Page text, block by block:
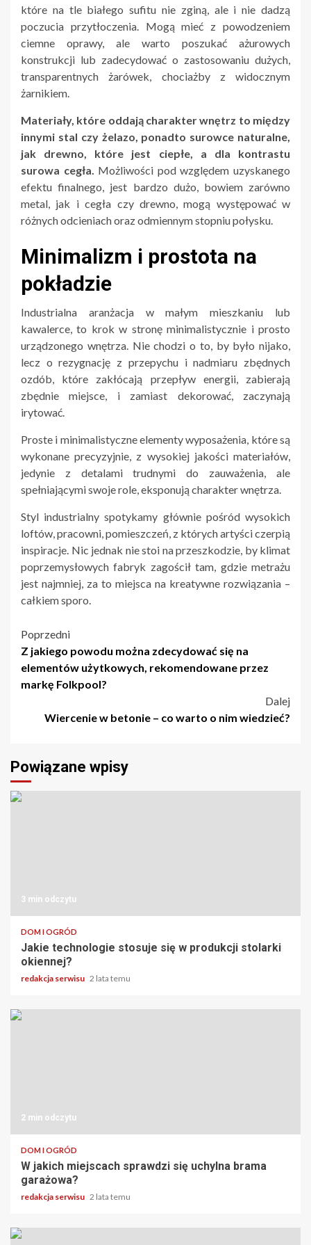
które na tle białego sufitu nie zginą, ale i nie dadzą
poczucia przytłoczenia. Mogą mieć z powodzeniem
ciemne oprawy, ale warto poszukać ażurowych
konstrukcji lub zadecydować o zastosowaniu dużych,
transparentnych żarówek, chociażby z widocznym
żarnikiem.
Materiały, które oddają charakter wnętrz to między
innymi stal czy żelazo, ponadto surowce naturalne,
jak drewno, które jest ciepłe, a dla kontrastu
surowa cegła. Możliwości pod względem uzyskanego
efektu finalnego, jest bardzo dużo, bowiem zarówno
metal, jak i cegła czy drewno, mogą występować w
różnych odcieniach oraz odmiennym stopniu połysku.
Minimalizm i prostota na
pokładzie
Industrialna aranżacja w małym mieszkaniu lub
kawalerce, to krok w stronę minimalistycznie i prosto
urządzonego wnętrza. Nie chodzi o to, by było nijako,
lecz o rezygnację z przepychu i nadmiaru zbędnych
ozdób, które zakłócają przepływ energii, zabierają
zbędnie miejsce, i zamiast dekorować, zaczynają
irytować.
Proste i minimalistyczne elementy wyposażenia, które są
wykonane precyzyjnie, z wysokiej jakości materiałów,
jedynie z detalami trudnymi do zauważenia, ale
spełniającymi swoje role, eksponują charakter wnętrza.
Styl industrialny spotykamy głównie pośród wysokich
loftów, pracowni, pomieszczeń, z których artyści czerpią
inspiracje. Nic jednak nie stoi na przeszkodzie, by klimat
poprzemysłowych fabryk zagościł tam, gdzie metrażu
jest najmniej, za to miejsca na kreatywne rozwiązania –
całkiem sporo.
Nawigacja
wpisu
Poprzedni
Z jakiego powodu można zdecydować się na
elementów użytkowych, rekomendowane przez
markę Folkpool?
Dalej
Wiercenie w betonie – co warto o nim wiedzieć?
Powiązane wpisy
3 min odczytu
DOM I OGRÓD
Jakie technologie stosuje się w produkcji stolarki
okiennej?
redakcja serwisu 2 lata temu
2 min odczytu
DOM I OGRÓD
W jakich miejscach sprawdzi się uchylna brama
garażowa?
redakcja serwisu 2 lata temu